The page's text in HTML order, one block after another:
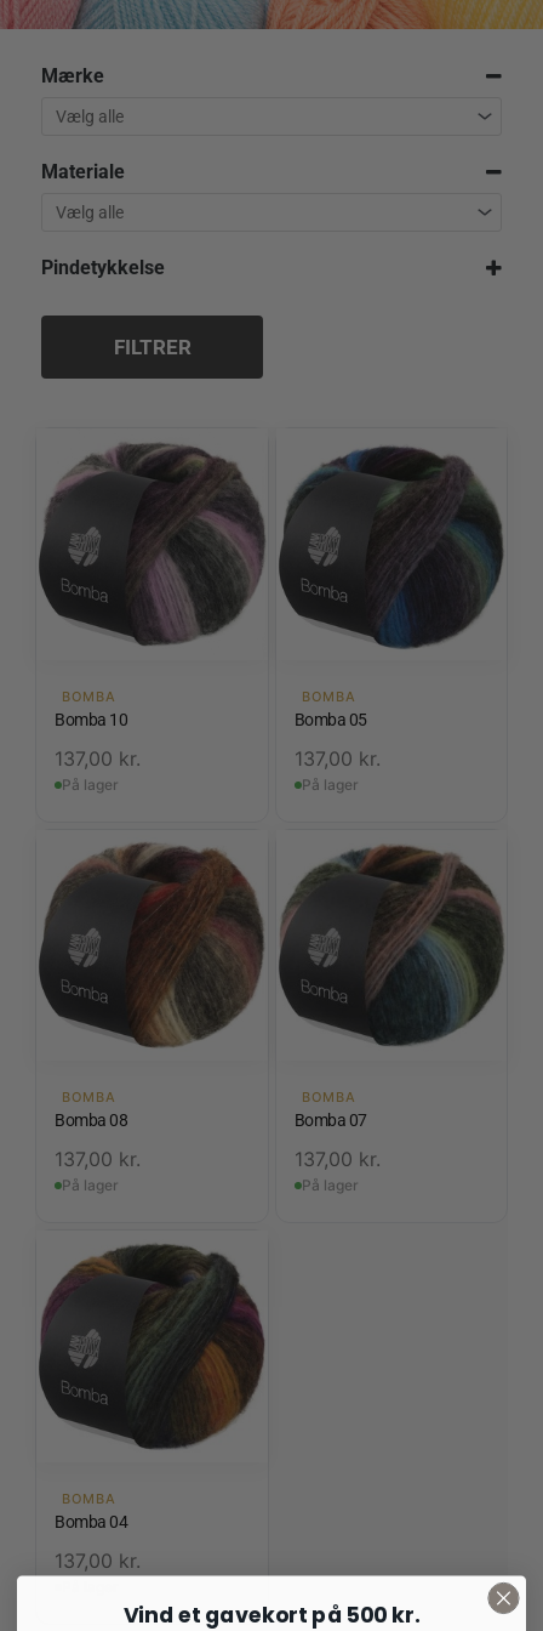
Mærke
Materiale
Pindetykkelse
FILTRER
BOMBA
Bomba 10
137,00 kr.
På lager
BOMBA
Bomba 05
137,00 kr.
På lager
BOMBA
Bomba 08
137,00 kr.
På lager
BOMBA
Bomba 07
137,00 kr.
På lager
BOMBA
Bomba 04
137,00 kr.
Vind et gavekort på 500 kr.